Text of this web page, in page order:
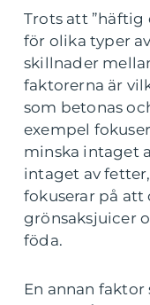
Trots att ”häftig
för olika typer
skillnader
faktorerna är
som betonas
exempel
minska intaget
intaget av
fokuserar på
grönsaksjuicer
föda.
En annan